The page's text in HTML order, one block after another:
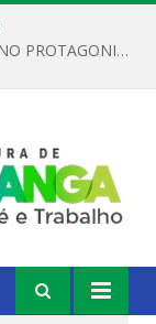
REGULAMENTO OFICIAL DO PRÊMIO ALUNO PROTAGONISTA – EDIÇÃO 2026